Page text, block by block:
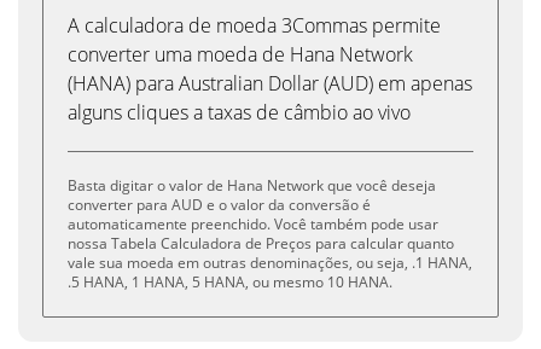
A calculadora de moeda 3Commas permite
converter uma moeda de Hana Network
(HANA) para Australian Dollar (AUD) em apenas
alguns cliques a taxas de câmbio ao vivo
Basta digitar o valor de Hana Network que você deseja
converter para AUD e o valor da conversão é
automaticamente preenchido. Você também pode usar
nossa Tabela Calculadora de Preços para calcular quanto
vale sua moeda em outras denominações, ou seja, .1 HANA,
.5 HANA, 1 HANA, 5 HANA, ou mesmo 10 HANA.